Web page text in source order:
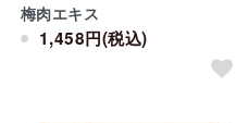
梅肉エキス
1,458円(税込)